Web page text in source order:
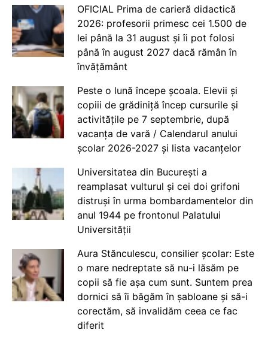
OFICIAL Prima de carieră didactică
2026: profesorii primesc cei 1.500 de
lei până la 31 august și îi pot folosi
până în august 2027 dacă rămân în
învățământ
Peste o lună începe școala. Elevii și
copiii de grădiniță încep cursurile și
activitățile pe 7 septembrie, după
vacanța de vară / Calendarul anului
școlar 2026-2027 și lista vacanțelor
Universitatea din București a
reamplasat vulturul și cei doi grifoni
distruși în urma bombardamentelor din
anul 1944 pe frontonul Palatului
Universității
Aura Stănculescu, consilier școlar: Este
o mare nedreptate să nu-i lăsăm pe
copii să fie așa cum sunt. Suntem prea
dornici să îi băgăm în șabloane și să-i
corectăm, să invalidăm ceea ce fac
diferit